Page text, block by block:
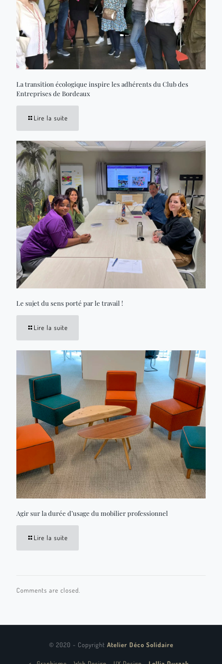
La transition écologique inspire les adhérents du Club des
Entreprises de Bordeaux
Lire la suite
Le sujet du sens porté par le travail !
Lire la suite
Agir sur la durée d’usage du mobilier professionnel
Lire la suite
Comments are closed.
© 2020 - Copyright Atelier Déco Solidaire